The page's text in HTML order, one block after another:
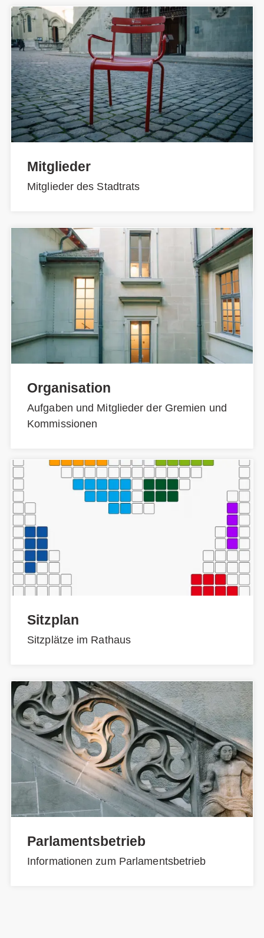
Mitglieder
Mitglieder des Stadtrats
Organisation
Aufgaben und Mitglieder der Gremien und
Kommissionen
Sitzplan
Sitzplätze im Rathaus
Parlamentsbetrieb
Informationen zum Parlamentsbetrieb